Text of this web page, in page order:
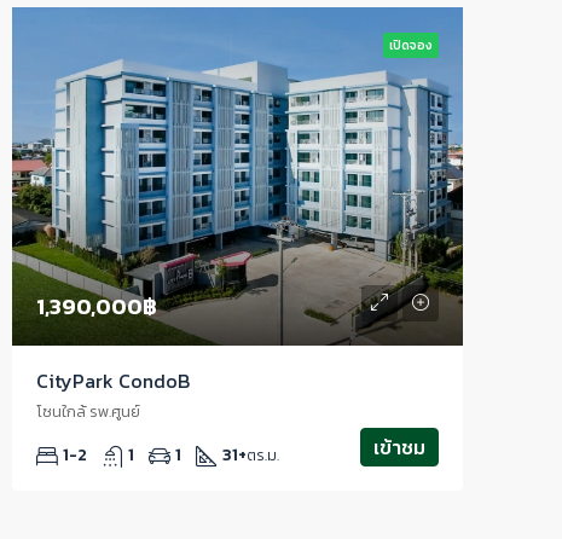
เปิดจอง
1,390,000฿
CityPark CondoB
โซนใกล้ รพ.ศูนย์
1-2 1 1 31+ตร.ม. เข้าชม